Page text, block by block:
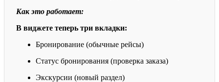
Как это работает:
В виджете теперь три вкладки:
Бронирование (обычные рейсы)
Статус бронирования (проверка заказа)
Экскурсии (новый раздел)